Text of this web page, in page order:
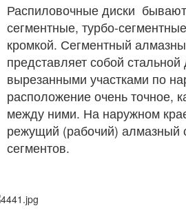
Распиловочные диски
сегментные, турбо-
кромкой. Сегментный
представляет собой
вырезанными участками по
расположение очень точное,
между ними. На наружном
режущий (рабочий) алмазный
сегментов.